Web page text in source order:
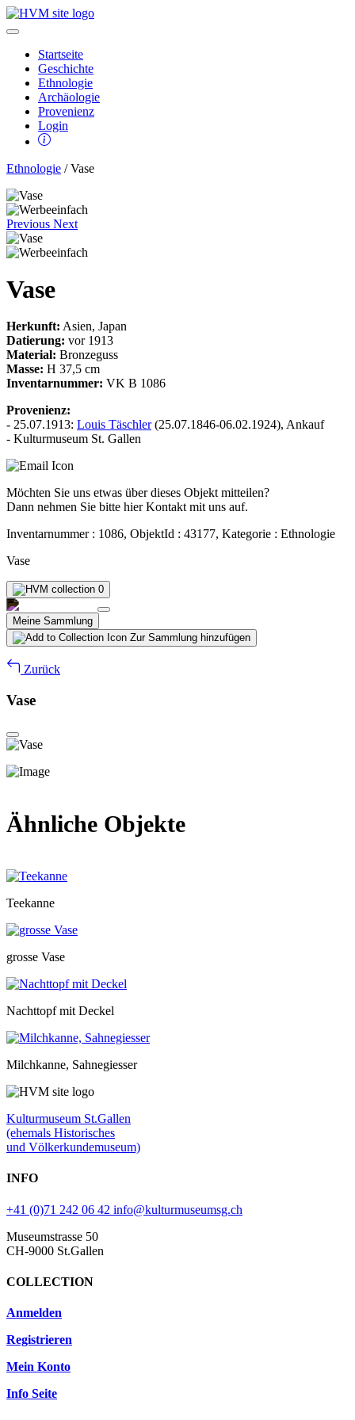
Startseite
Geschichte
Ethnologie
Archäologie
Provenienz
Login
Ethnologie / Vase
Previous Next
Vase
Herkunft: Asien, Japan
Datierung: vor 1913
Material: Bronzeguss
Masse: H 37,5 cm
Inventarnummer: VK B 1086
Provenienz:
- 25.07.1913: Louis Täschler(25.07.1846-06.02.1924), Ankauf
- Kulturmuseum St. Gallen
Möchten Sie uns etwas über dieses Objekt mitteilen?
Dann nehmen Sie bitte hier Kontakt mit uns auf.
Inventarnummer : 1086, ObjektId : 43177, Kategorie : Ethnologie
Vase
0
Meine Sammlung
Zur Sammlung hinzufügen
Zurück
Vase
Ähnliche Objekte
Teekanne
grosse Vase
Nachttopf mit Deckel
Milchkanne, Sahnegiesser
Kulturmuseum St.Gallen
(ehemals Historisches
und Völkerkundemuseum)
INFO
+41 (0)71 242 06 42 info@kulturmuseumsg.ch
Museumstrasse 50
CH-9000 St.Gallen
COLLECTION
Anmelden
Registrieren
Mein Konto
Info Seite